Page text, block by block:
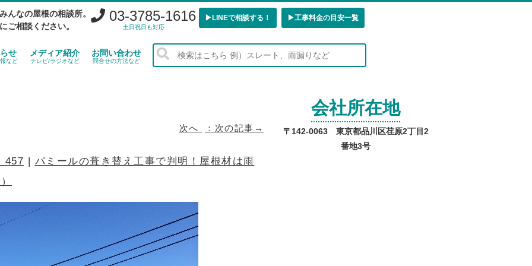
んなの屋根の相談所。
ご相談ください。
03-3785-1616
土日祝日も対応
▶︎LINEで相談する！ ▶︎工事料金の目安一覧
せ
など
メディア紹介
テレビ/ラジオなど
お問い合わせ
問合せの方法など
次へ
457 | パミールの葺き替え工事で判明！屋根材は雨
会社所在地
〒142-0063 東京都品川区荏原2丁目2
番地3号